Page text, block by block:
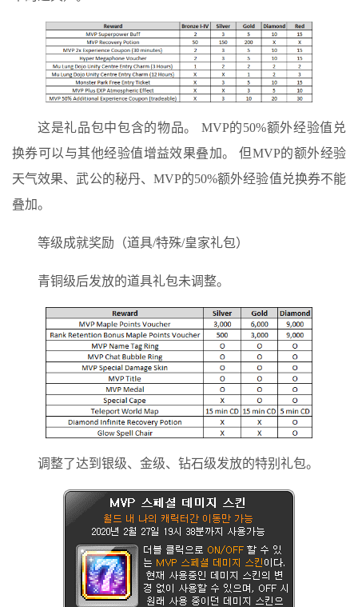
这是礼品包中包含的物品。 MVP的50%额外经验值兑
换券可以与其他经验值增益效果叠加。 但MVP的额外经验
天气效果、武公的秘丹、MVP的50%额外经验值兑换券不能
叠加。
等级成就奖励（道具/特殊/皇家礼包）
青铜级后发放的道具礼包未调整。
调整了达到银级、金级、钻石级发放的特别礼包。